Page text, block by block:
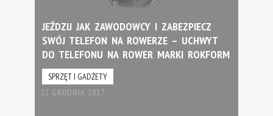
JEŹDZIJ JAK ZAWODOWCY I ZABEZPIECZ
SWÓJ TELEFON NA ROWERZE – UCHWYT
DO TELEFONU NA ROWER MARKI ROKFORM
SPRZĘT I GADŻETY
22 GRUDNIA 2017